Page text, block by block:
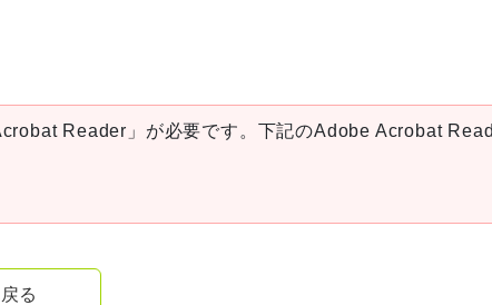
Reader」が必要です。下記のAdobe Acrobat
る